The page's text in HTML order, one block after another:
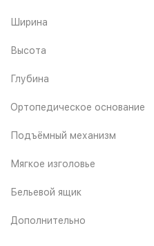
Ширина
Высота
Глубина
Ортопедическое основание
Подъёмный механизм
Мягкое изголовье
Бельевой ящик
Дополнительно